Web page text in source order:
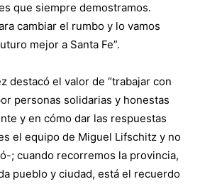
que siempre demostramos.
cambiar el rumbo y lo vamos
mejor a Santa Fe”.
destacó el valor de “trabajar con
personas solidarias y honestas
y en cómo dar las respuestas
el equipo de Miguel Lifschitz y no
; cuando recorremos la provincia,
pueblo y ciudad, está el recuerdo